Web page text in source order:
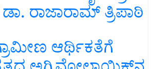
ಡಾ. ರಾಜಾರಾಮ್ ತ್ರಿಪಾಠಿ
ಆರ್ಥಿಕತೆಗೆ